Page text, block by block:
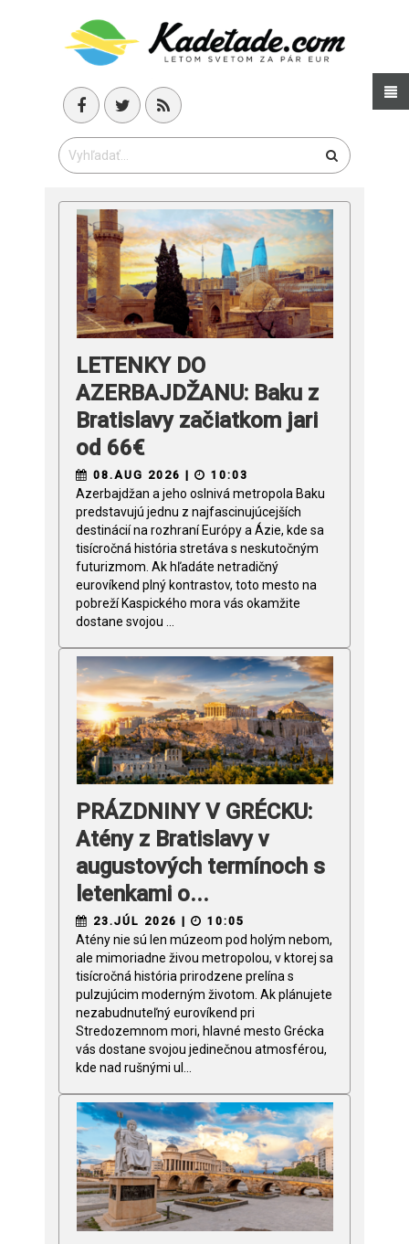
LETENKY DO
AZERBAJDŽANU: Baku z
Bratislavy začiatkom jari
od 66€
08.AUG 2026 | 10:03
Azerbajdžan a jeho oslnivá metropola Baku
predstavujú jednu z najfascinujúcejších
destinácií na rozhraní Európy a Ázie, kde sa
tisícročná história stretáva s neskutočným
futurizmom. Ak hľadáte netradičný
eurovíkend plný kontrastov, toto mesto na
pobreží Kaspického mora vás okamžite
dostane svojou ...
PRÁZDNINY V GRÉCKU:
Atény z Bratislavy v
augustových termínoch s
letenkami o...
23.JÚL 2026 | 10:05
Atény nie sú len múzeom pod holým nebom,
ale mimoriadne živou metropolou, v ktorej sa
tisícročná história prirodzene prelína s
pulzujúcim moderným životom. Ak plánujete
nezabudnuteľný eurovíkend pri
Stredozemnom mori, hlavné mesto Grécka
vás dostane svojou jedinečnou atmosférou,
kde nad rušnými ul...